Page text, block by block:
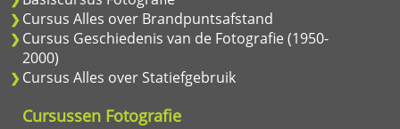
Cursus Alles over Brandpuntsafstand
Cursus Geschiedenis van de Fotografie (1950-
2000)
Cursus Alles over Statiefgebruik
Cursussen Fotografie